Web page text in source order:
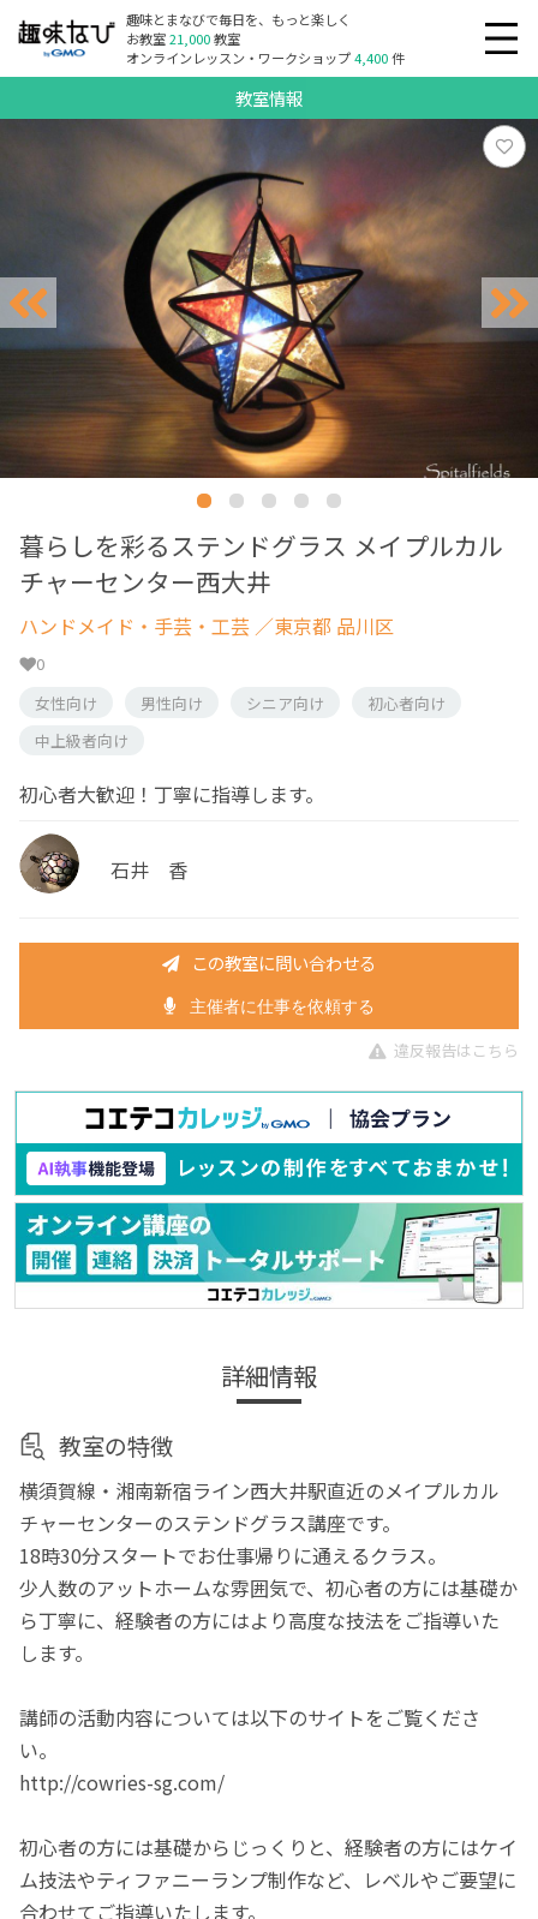
趣味とまなびで毎日を、もっと楽しく
お教室21,000教室
オンラインレッスン・ワークショップ4,400件
教室情報
暮らしを彩るステンドグラス メイプルカル
チャーセンター西大井
ハンドメイド・手芸・工芸 ／東京都 品川区
0
女性向け
男性向け シニア向け
初心者向け
中上級者向け
初心者大歓迎！丁寧に指導します。
石井 香
この教室に問い合わせる
主催者に仕事を依頼する
違反報告はこちら
詳細情報
教室の特徴
横須賀線・湘南新宿ライン西大井駅直近のメイプルカル
チャーセンターのステンドグラス講座です。
18時30分スタートでお仕事帰りに通えるクラス。
少人数のアットホームな雰囲気で、初心者の方には基礎か
ら丁寧に、経験者の方にはより高度な技法をご指導いた
します。
講師の活動内容については以下のサイトをご覧くださ
い。
http://cowries-sg.com/
初心者の方には基礎からじっくりと、経験者の方にはケイ
ム技法やティファニーランプ制作など、レベルやご要望に
合わせてご指導いたします。